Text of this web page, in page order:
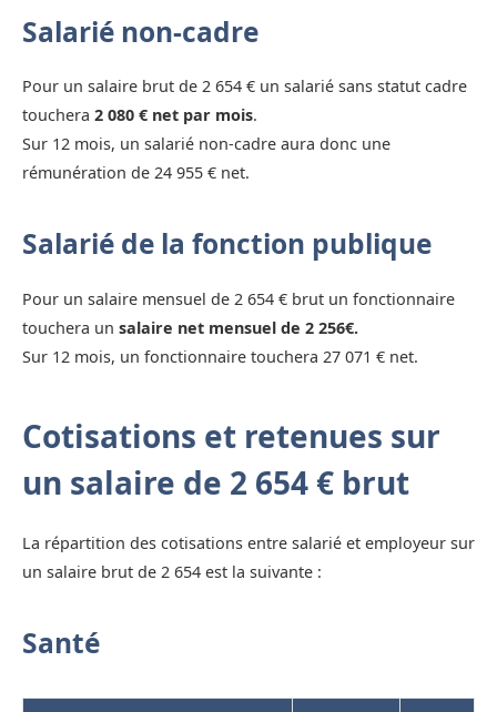
Salarié non-cadre
Pour un salaire brut de 2 654 € un salarié sans statut cadre
touchera 2 080 € net par mois.
Sur 12 mois, un salarié non-cadre aura donc une
rémunération de 24 955 € net.
Salarié de la fonction publique
Pour un salaire mensuel de 2 654 € brut un fonctionnaire
touchera un salaire net mensuel de 2 256€.
Sur 12 mois, un fonctionnaire touchera 27 071 € net.
Cotisations et retenues sur
un salaire de 2 654 € brut
La répartition des cotisations entre salarié et employeur sur
un salaire brut de 2 654 est la suivante :
Santé